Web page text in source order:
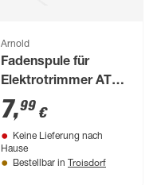
Arnold
Fadenspule für
Elektrotrimmer AT
15.1
7,99 €
Keine Lieferung nach
Hause
Bestellbar in Troisdorf